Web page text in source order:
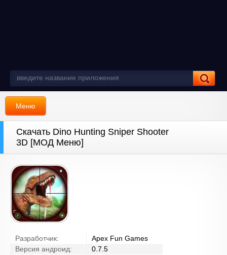
Меню
Скачать Dino Hunting Sniper Shooter
3D [МОД Меню]
Разработчик:
Apex Fun Games
Версия андроид:
0.7.5